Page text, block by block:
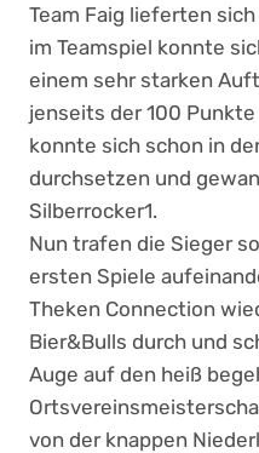
Team Faig lieferten
im Teamspiel konnte
einem sehr starken
jenseits der 100
konnte sich schon in
durchsetzen und
Silberrocker1.
Nun trafen die Sieger
ersten Spiele
Theken Connection
Bier&Bulls durch und
Auge auf den heiß
von der knappen